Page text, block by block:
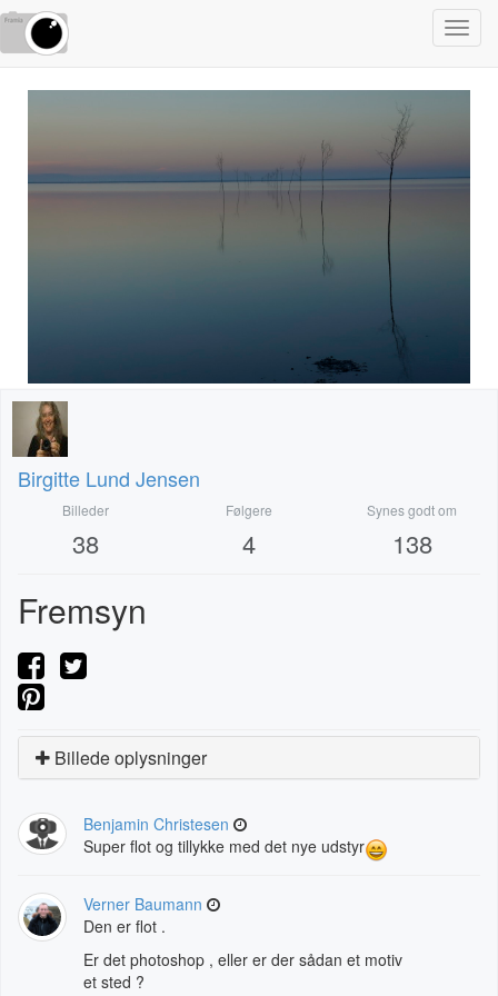
Birgitte Lund Jensen
Billeder
38
Følgere
4
Synes godt om
138
Fremsyn
Billede oplysninger
Benjamin Christesen
Super flot og tillykke med det nye udstyr
Verner Baumann
Den er flot .
Er det photoshop , eller er der sådan et motiv
et sted ?